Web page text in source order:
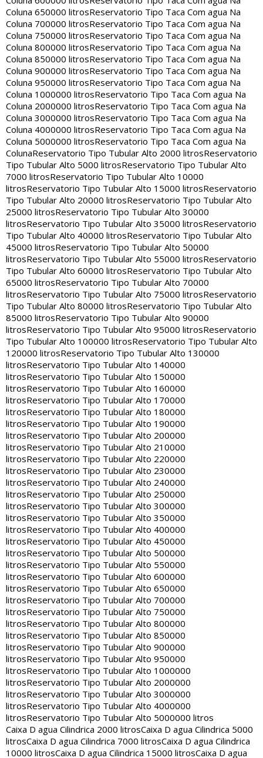
Coluna 650000 litrosReservatorio Tipo Taca Com agua Na
Coluna 700000 litrosReservatorio Tipo Taca Com agua Na
Coluna 750000 litrosReservatorio Tipo Taca Com agua Na
Coluna 800000 litrosReservatorio Tipo Taca Com agua Na
Coluna 850000 litrosReservatorio Tipo Taca Com agua Na
Coluna 900000 litrosReservatorio Tipo Taca Com agua Na
Coluna 950000 litrosReservatorio Tipo Taca Com agua Na
Coluna 1000000 litrosReservatorio Tipo Taca Com agua Na
Coluna 2000000 litrosReservatorio Tipo Taca Com agua Na
Coluna 3000000 litrosReservatorio Tipo Taca Com agua Na
Coluna 4000000 litrosReservatorio Tipo Taca Com agua Na
Coluna 5000000 litrosReservatorio Tipo Taca Com agua Na
ColunaReservatorio Tipo Tubular Alto 2000 litrosReservatorio
Tipo Tubular Alto 5000 litrosReservatorio Tipo Tubular Alto
7000 litrosReservatorio Tipo Tubular Alto 10000
litrosReservatorio Tipo Tubular Alto 15000 litrosReservatorio
Tipo Tubular Alto 20000 litrosReservatorio Tipo Tubular Alto
25000 litrosReservatorio Tipo Tubular Alto 30000
litrosReservatorio Tipo Tubular Alto 35000 litrosReservatorio
Tipo Tubular Alto 40000 litrosReservatorio Tipo Tubular Alto
45000 litrosReservatorio Tipo Tubular Alto 50000
litrosReservatorio Tipo Tubular Alto 55000 litrosReservatorio
Tipo Tubular Alto 60000 litrosReservatorio Tipo Tubular Alto
65000 litrosReservatorio Tipo Tubular Alto 70000
litrosReservatorio Tipo Tubular Alto 75000 litrosReservatorio
Tipo Tubular Alto 80000 litrosReservatorio Tipo Tubular Alto
85000 litrosReservatorio Tipo Tubular Alto 90000
litrosReservatorio Tipo Tubular Alto 95000 litrosReservatorio
Tipo Tubular Alto 100000 litrosReservatorio Tipo Tubular Alto
120000 litrosReservatorio Tipo Tubular Alto 130000
litrosReservatorio Tipo Tubular Alto 140000
litrosReservatorio Tipo Tubular Alto 150000
litrosReservatorio Tipo Tubular Alto 160000
litrosReservatorio Tipo Tubular Alto 170000
litrosReservatorio Tipo Tubular Alto 180000
litrosReservatorio Tipo Tubular Alto 190000
litrosReservatorio Tipo Tubular Alto 200000
litrosReservatorio Tipo Tubular Alto 210000
litrosReservatorio Tipo Tubular Alto 220000
litrosReservatorio Tipo Tubular Alto 230000
litrosReservatorio Tipo Tubular Alto 240000
litrosReservatorio Tipo Tubular Alto 250000
litrosReservatorio Tipo Tubular Alto 300000
litrosReservatorio Tipo Tubular Alto 350000
litrosReservatorio Tipo Tubular Alto 400000
litrosReservatorio Tipo Tubular Alto 450000
litrosReservatorio Tipo Tubular Alto 500000
litrosReservatorio Tipo Tubular Alto 550000
litrosReservatorio Tipo Tubular Alto 600000
litrosReservatorio Tipo Tubular Alto 650000
litrosReservatorio Tipo Tubular Alto 700000
litrosReservatorio Tipo Tubular Alto 750000
litrosReservatorio Tipo Tubular Alto 800000
litrosReservatorio Tipo Tubular Alto 850000
litrosReservatorio Tipo Tubular Alto 900000
litrosReservatorio Tipo Tubular Alto 950000
litrosReservatorio Tipo Tubular Alto 1000000
litrosReservatorio Tipo Tubular Alto 2000000
litrosReservatorio Tipo Tubular Alto 3000000
litrosReservatorio Tipo Tubular Alto 4000000
litrosReservatorio Tipo Tubular Alto 5000000 litros
Caixa D agua Cilindrica 2000 litrosCaixa D agua Cilindrica 5000
litrosCaixa D agua Cilindrica 7000 litrosCaixa D agua Cilindrica
10000 litrosCaixa D agua Cilindrica 15000 litrosCaixa D agua